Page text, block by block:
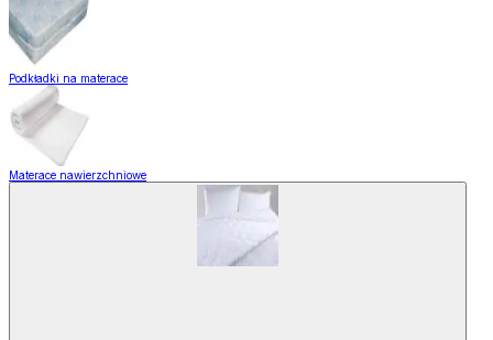
Podkładki na materace
Materace nawierzchniowe